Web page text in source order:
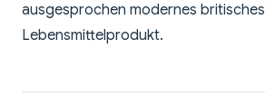
ausgesprochen modernes britisches
Lebensmittelprodukt.